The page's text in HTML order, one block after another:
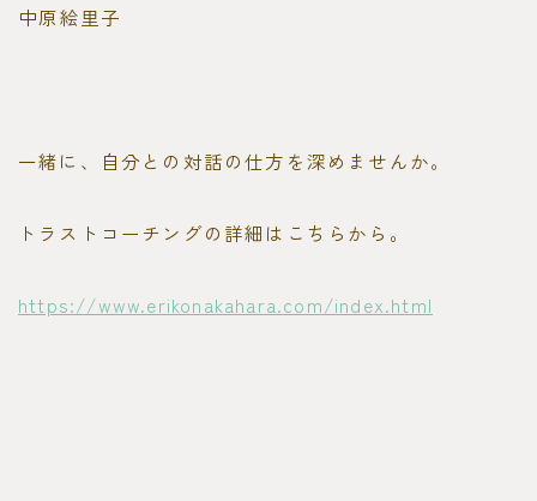
中原絵里子
一緒に、自分との対話の仕方を深めませんか。
トラストコーチングの詳細はこちらから。
https://www.erikonakahara.com/index.html